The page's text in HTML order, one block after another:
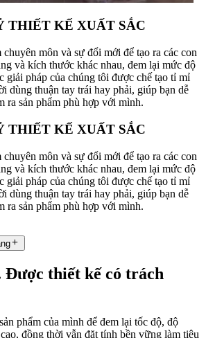
THIẾT KẾ XUẤT SẮC
môn và sự đổi mới để tạo ra các con
và kích thước khác nhau, đem lại mức độ
giải pháp của chúng tôi được chế tạo tỉ mỉ
dùng thuận tay trái hay phải, giúp bạn dễ
ra sản phẩm phù hợp với mình.
THIẾT KẾ XUẤT SẮC
môn và sự đổi mới để tạo ra các con
và kích thước khác nhau, đem lại mức độ
giải pháp của chúng tôi được chế tạo tỉ mỉ
dùng thuận tay trái hay phải, giúp bạn dễ
ra sản phẩm phù hợp với mình.
Được thiết kế có trách
phẩm của mình để đem lại tốc độ, độ
đồng thời vẫn đặt tính bền vững làm tiêu